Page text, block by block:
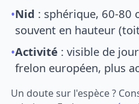
•Nid : sphérique, 60-80
souvent en hauteur
•Activité : visible de
frelon européen, plus
Un doute sur l'espèce ?